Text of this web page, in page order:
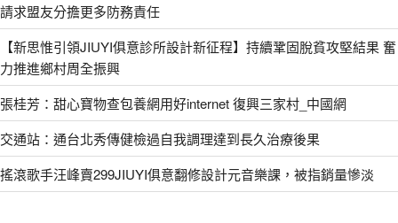
請求盟友分擔更多防務責任
【新思惟引領JIUYI俱意診所設計新征程】持續鞏固脫貧攻堅結果 奮
力推進鄉村周全振興
張桂芳：甜心寶物查包養網用好internet 復興三家村_中國網
交通站：通台北秀傳健檢過自我調理達到長久治療後果
搖滾歌手汪峰賣299JIUYI俱意翻修設計元音樂課，被指銷量慘淡